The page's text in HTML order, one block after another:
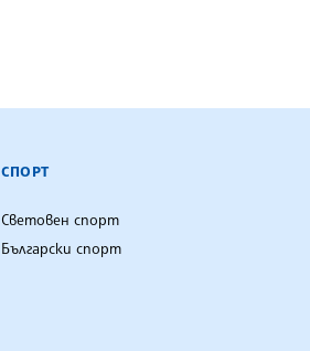
СПОРТ
Световен спорт
Български спорт